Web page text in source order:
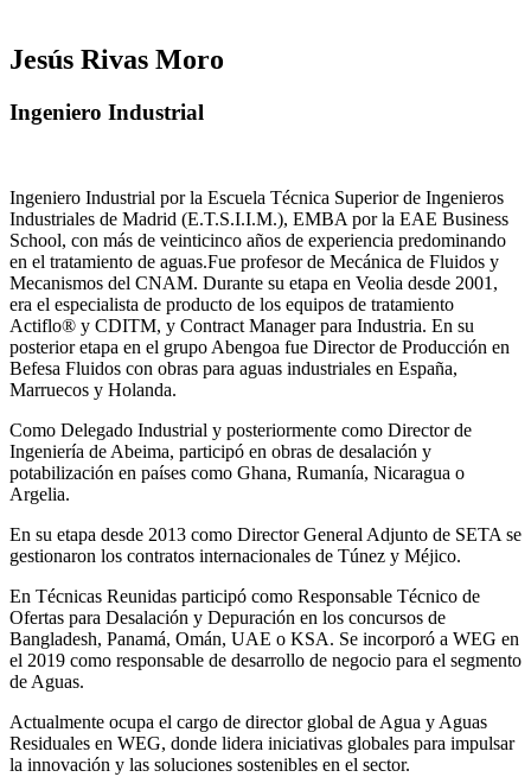
Jesús Rivas Moro
Ingeniero Industrial
Ingeniero Industrial por la Escuela Técnica Superior de Ingenieros
Industriales de Madrid (E.T.S.I.I.M.), EMBA por la EAE Business
School, con más de veinticinco años de experiencia predominando
en el tratamiento de aguas.Fue profesor de Mecánica de Fluidos y
Mecanismos del CNAM. Durante su etapa en Veolia desde 2001,
era el especialista de producto de los equipos de tratamiento
Actiflo® y CDITM, y Contract Manager para Industria. En su
posterior etapa en el grupo Abengoa fue Director de Producción en
Befesa Fluidos con obras para aguas industriales en España,
Marruecos y Holanda.
Como Delegado Industrial y posteriormente como Director de
Ingeniería de Abeima, participó en obras de desalación y
potabilización en países como Ghana, Rumanía, Nicaragua o
Argelia.
En su etapa desde 2013 como Director General Adjunto de SETA se
gestionaron los contratos internacionales de Túnez y Méjico.
En Técnicas Reunidas participó como Responsable Técnico de
Ofertas para Desalación y Depuración en los concursos de
Bangladesh, Panamá, Omán, UAE o KSA. Se incorporó a WEG en
el 2019 como responsable de desarrollo de negocio para el segmento
de Aguas.
Actualmente ocupa el cargo de director global de Agua y Aguas
Residuales en WEG, donde lidera iniciativas globales para impulsar
la innovación y las soluciones sostenibles en el sector.